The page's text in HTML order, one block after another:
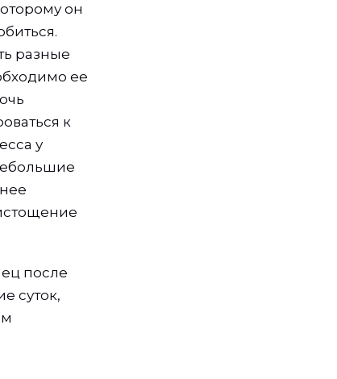
он
разные
ее
к
у
после
суток,